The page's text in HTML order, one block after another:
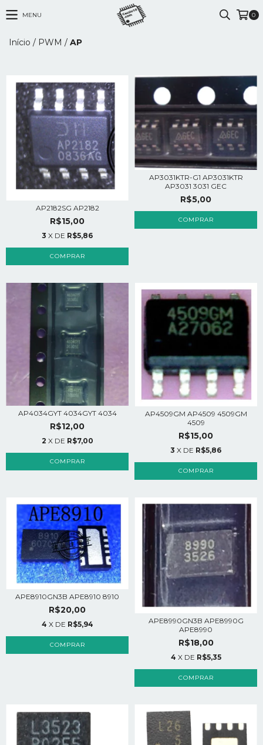
MENU 0
Início / PWM / AP
AP2182SG AP2182
R$15,00
3 X DE R$5,86
AP3031KTR-G1 AP3031KTR
AP3031 3031 GEC
R$5,00
AP4034GYT 4034GYT 4034
R$12,00
2 X DE R$7,00
AP4509GM AP4509 4509GM
4509
R$15,00
3 X DE R$5,86
APE8910GN3B APE8910 8910
R$20,00
4 X DE R$5,94
APE8990GN3B APE8990G
APE8990
R$18,00
4 X DE R$5,35